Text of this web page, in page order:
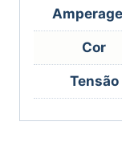
Cor
Tensão